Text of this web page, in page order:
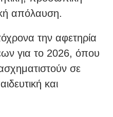
απόλαυση.
την αφετηρία
για το 2026, όπου
σε
και